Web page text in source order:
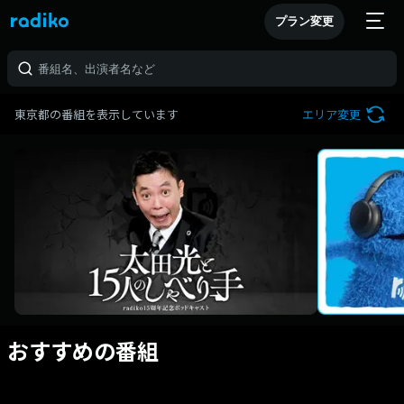
プラン変更
東京都の番組を表示しています エリア変更
おすすめの番組